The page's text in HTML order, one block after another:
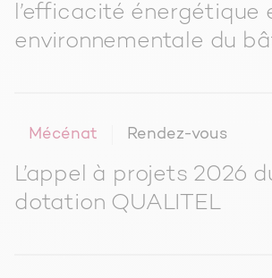
l’efficacité énergétique
environnementale du
Mécénat Rendez-vous
L’appel à projets 2026
dotation QUALITEL